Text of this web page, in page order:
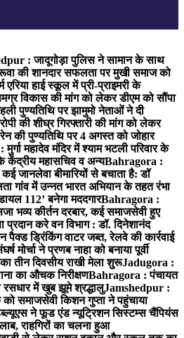
: जादूगोड़ा पुलिस ने सामान के साथ
की शानदार सफलता पर मुखी समाज को
हाई स्कूल में प्री-प्राइमरी के
विकास की मांग को लेकर डीएम को सौंपा
पुण्यतिथि पर झामुमो नेताओं ने दी
की शीघ्र गिरफ्तारी की मांग को लेकर
की पुण्यतिथि पर 4 अगस्त को जोहार
महादेव मंदिर में श्याम भटली परिवार के
केंद्रीय महासचिव व अन्यBahragora :
जानलेवा बीमारियों से बचाता है: डॉ
गांव में उन्नत भारत अभियान के तहत रंभा
112’ बनेगा मददगारBahragora :
भव्य कीर्तन दरबार, कई समाजसेवी हुए
प्रदान करे वन विभाग : डॉ. दिनेशानंद
ड्रिंकिंग वाटर जब्त, रेलवे की कार्रवाई
ने प्रणब नाहा को बनाया पूर्वी
तीन दिवसीय राखी मेला शुरूJadugora :
का औचक निरीक्षणBahragora : पंचायत
रसधार में खुब झूमे श्रद्धालुJamshedpur :
समाजसेवी किशन गुप्ता ने पहुंचाया
ने फूड एंड न्यूट्रिशन सिस्टम्स चैंपियंस
राहगिरों का चलना हुआ